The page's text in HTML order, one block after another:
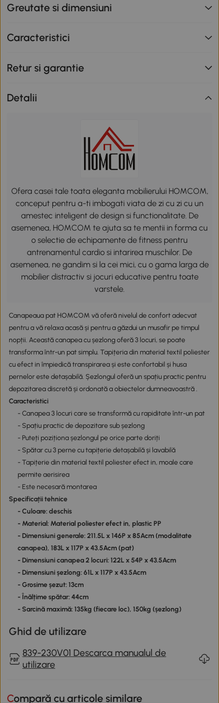
Greutate si dimensiuni
Caracteristici
Retur si garantie
Detalii
Ofera casei tale toata eleganta mobilierului HOMCOM,
conceput pentru a-ti imbogati viata de zi cu zi cu un
amestec inteligent de design si functionalitate. De
asemenea, HOMCOM te ajuta sa te mentii in forma cu
o selectie de echipamente de fitness pentru
antrenamentul cardio si intarirea muschilor. De
asemenea, ne gandim si la cei mici, cu o gama larga de
mobilier distractiv si jocuri educative pentru toate
varstele.
Canapeaua pat HOMCOM vă oferă nivelul de confort adecvat
pentru a vă relaxa acasă și pentru a găzdui un musafir pe timpul
nopții. Această canapea cu șezlong oferă 3 locuri, se poate
transforma într-un pat simplu. Tapițeria din material textil poliester
cu efect in împiedică transpirarea și este confortabil și husa
pernelor este detașabilă. Șezlongul oferă un spațiu practic pentru
depozitarea discretă și ordonată a obiectelor dumneavoastră .
Caracteristici
- Canapea 3 locuri care se transformă cu rapiditate într-un pat
- Spațiu practic de depozitare sub șezlong
- Puteți poziționa șezlongul pe orice parte doriți
- Spătar cu 3 perne cu tapițerie detașabilă și lavabilă
- Tapițerie din material textil poliester efect in, moale care
permite aerisirea
- Este necesară montarea
Specificații tehnice
- Culoare: deschis
- Material: Material poliester efect in, plastic PP
- Dimensiuni generale: 211.5L x 146P x 85Acm (modalitate
canapea), 183L x 117P x 43.5Acm (pat)
- Dimensiuni canapea 2 locuri: 122L x 54P x 43.5Acm
- Dimensiuni șezlong: 61L x 117P x 43.5Acm
- Grosime șezut: 13cm
- Înălțime spătar: 44cm
- Sarcină maximă: 135kg (fiecare loc), 150kg (șezlong)
Ghid de utilizare
839-230V01 Descarca manualul de
utilizare
Compară cu articole similare